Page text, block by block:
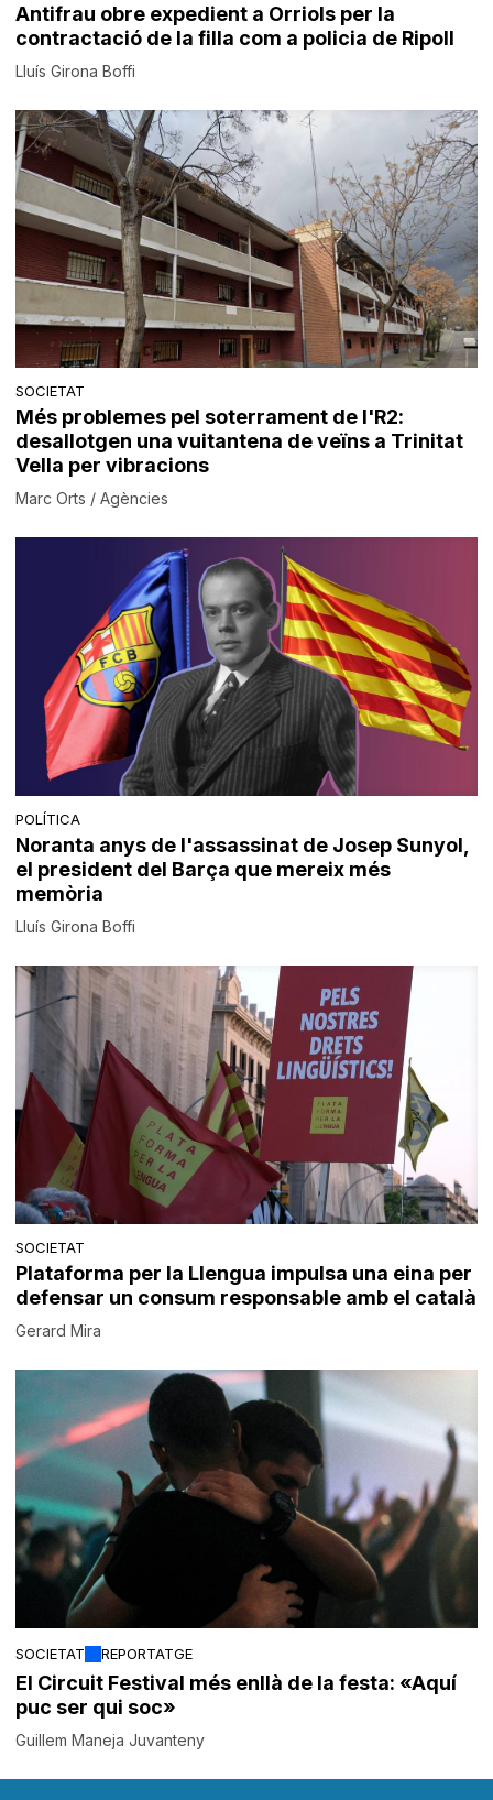
Antifrau obre expedient a Orriols per la
contractació de la filla com a policia de Ripoll
Lluís Girona Boffi
SOCIETAT
Més problemes pel soterrament de l'R2:
desallotgen una vuitantena de veïns a Trinitat
Vella per vibracions
Marc Orts / Agències
POLÍTICA
Noranta anys de l'assassinat de Josep Sunyol,
el president del Barça que mereix més
memòria
Lluís Girona Boffi
SOCIETAT
Plataforma per la Llengua impulsa una eina per
defensar un consum responsable amb el català
Gerard Mira
SOCIETAT REPORTATGE
El Circuit Festival més enllà de la festa: «Aquí
puc ser qui soc»
Guillem Maneja Juvanteny